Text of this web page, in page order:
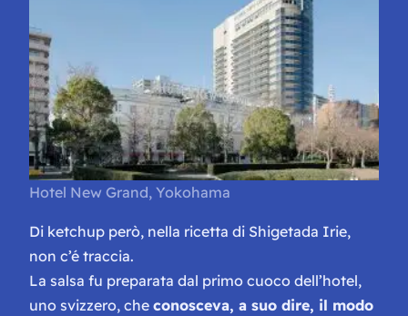
Hotel New Grand, Yokohama
Di ketchup però, nella ricetta di Shigetada Irie,
non c’é traccia.
La salsa fu preparata dal primo cuoco dell’hotel,
uno svizzero, che conosceva, a suo dire, il modo